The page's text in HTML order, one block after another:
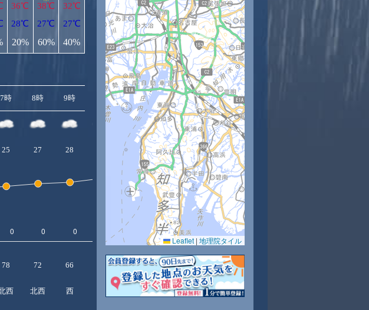
36℃
28℃
20%
38℃
27℃
60%
32℃
27℃
40%
7時 8時 9時 10時 11時 12時 13時 14時
25 27 28 34 35 36
78 72 66 50 44 39 36
西 北西 西 南西 南西 南
Leaflet | 地理院タイル